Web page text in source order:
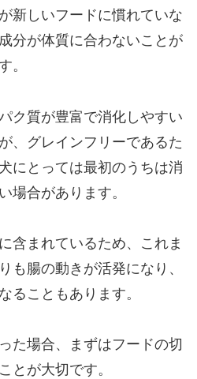
新しいフードに慣れていな
分が体質に合わないことが
。
ク質が豊富で消化しやすい
、グレインフリーであるた
にとっては最初のうちは消
場合があります。
含まれているため、これま
も腸の動きが活発になり、
ることもあります。
た場合、まずはフードの切
とが大切です。